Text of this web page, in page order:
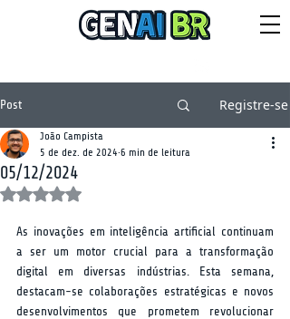
Post Registre-se
05/12/2024
João Campista
5 de dez. de 2024 6 min de leitura
Avaliado com NaN de 5 estrelas.
As inovações em inteligência artificial continuam
a ser um motor crucial para a transformação
digital em diversas indústrias. Esta semana,
destacam-se colaborações estratégicas e novos
desenvolvimentos que prometem revolucionar